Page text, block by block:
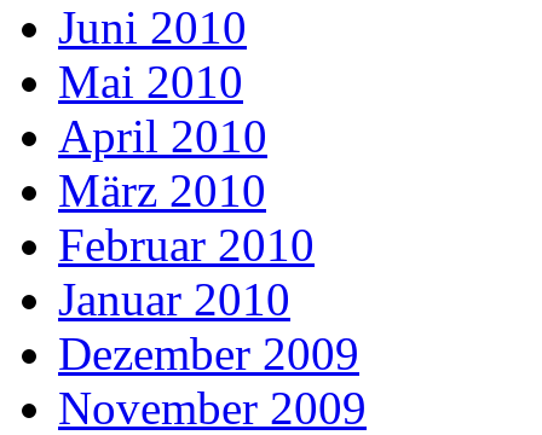
Juni 2010
Mai 2010
April 2010
März 2010
Februar 2010
Januar 2010
Dezember 2009
November 2009